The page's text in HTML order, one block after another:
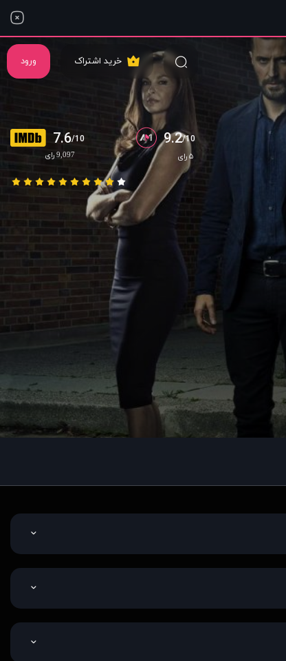
خرید اشتراک ورود
7.6/10
9,097 رای
9.2/10
۵ رای